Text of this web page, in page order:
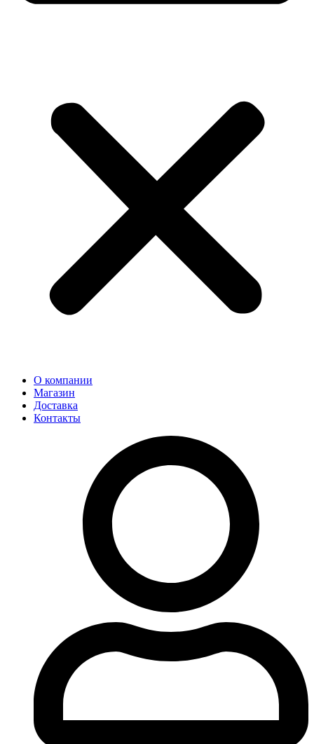
О компании
Магазин
Доставка
Контакты